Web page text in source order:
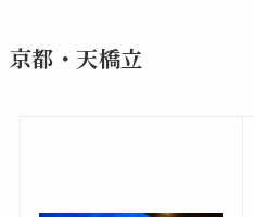
京都・天橋立